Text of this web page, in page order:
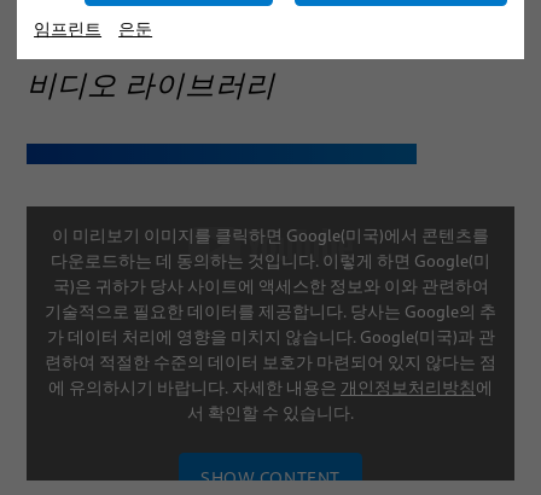
비디오 라이브러리
이 미리보기 이미지를 클릭하면 Google(미국)에서 콘텐츠를
다운로드하는 데 동의하는 것입니다. 이렇게 하면 Google(미
국)은 귀하가 당사 사이트에 액세스한 정보와 이와 관련하여
기술적으로 필요한 데이터를 제공합니다. 당사는 Google의 추
가 데이터 처리에 영향을 미치지 않습니다. Google(미국)과 관
련하여 적절한 수준의 데이터 보호가 마련되어 있지 않다는 점
에 유의하시기 바랍니다. 자세한 내용은 개인정보처리방침에
서 확인할 수 있습니다.
SHOW CONTENT
임프린트 은둔